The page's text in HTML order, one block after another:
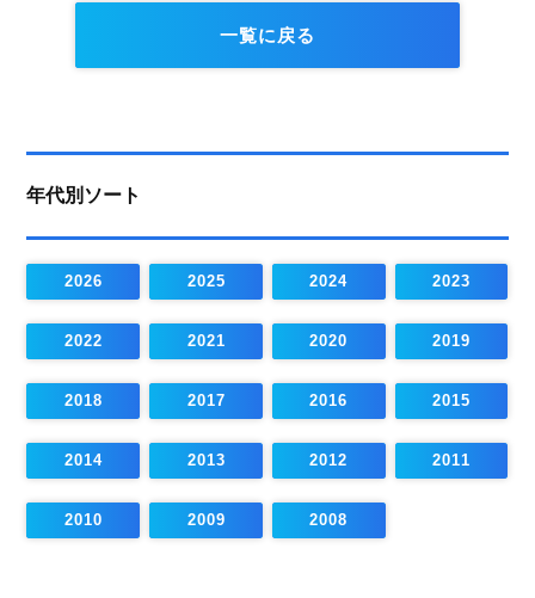
一覧に戻る
年代別ソート
2026 2025 2024 2023
2022 2021 2020 2019
2018 2017 2016 2015
2014 2013 2012 2011
2010 2009 2008